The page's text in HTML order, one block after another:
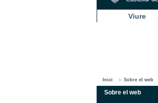
Viure
Inici Sobre el web
Sobre el web